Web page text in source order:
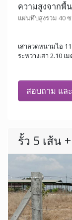
ความสูงจากพื้
แผ่นทึบสูงรวม 40
เสาลวดหนามไอ
ระหว่างเสา 2.10
สอบถาม แล
รั้ว 5 เส้น